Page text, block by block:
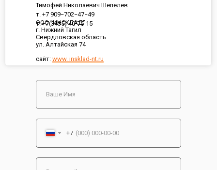
ООО "ИНСКЛАД"
г. Нижний Тагил
Свердловская область
ул. Алтайская 74
сайт: www. insklad-nt.ru
Тимофей Николаевич Шепелев
т. +7 909−702−47−49
т. +7(3435) 40-75-15
+7